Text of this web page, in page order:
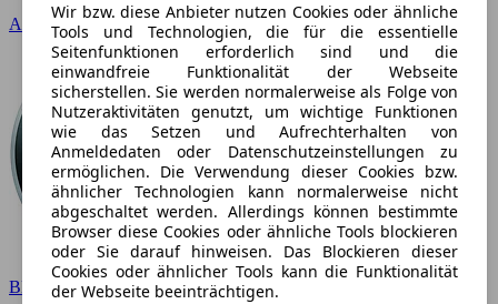
Audi
BMW
Wir bzw. diese Anbieter nutzen Cookies oder ähnliche
Tools und Technologien, die für die essentielle
Seitenfunktionen erforderlich sind und die
einwandfreie Funktionalität der Webseite
sicherstellen. Sie werden normalerweise als Folge von
Nutzeraktivitäten genutzt, um wichtige Funktionen
wie das Setzen und Aufrechterhalten von
Anmeldedaten oder Datenschutzeinstellungen zu
ermöglichen. Die Verwendung dieser Cookies bzw.
ähnlicher Technologien kann normalerweise nicht
abgeschaltet werden. Allerdings können bestimmte
Browser diese Cookies oder ähnliche Tools blockieren
oder Sie darauf hinweisen. Das Blockieren dieser
Cookies oder ähnlicher Tools kann die Funktionalität
der Webseite beeinträchtigen.